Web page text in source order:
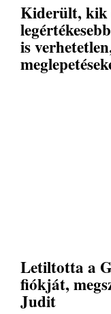
Kiderült, kik
is
Letiltotta a
fiókját,
Judit